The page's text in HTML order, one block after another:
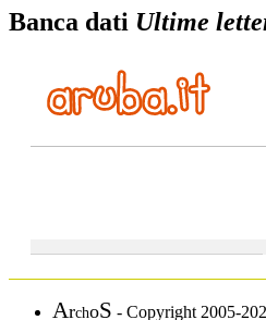
Banca dati Ultime
ArchoS - Copyright 2005-